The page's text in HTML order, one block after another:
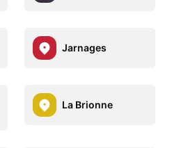
Jarnages
La Brionne